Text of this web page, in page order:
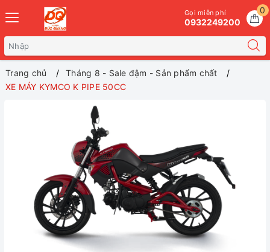
0
Gọi miễn phí
0932249200
Trang chủ
Tháng 8 - Sale đậm - Sản phẩm chất
XE MÁY KYMCO K PIPE 50CC